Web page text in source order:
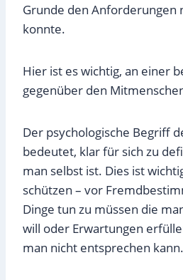
Grunde den Anforderungen
konnte.
Hier ist es wichtig, an einer
gegenüber den
Der psychologische Begriff
bedeutet, klar für sich zu
man selbst ist. Dies ist
schützen – vor
Dinge tun zu müssen die
will oder Erwartungen
man nicht entsprechen kann.